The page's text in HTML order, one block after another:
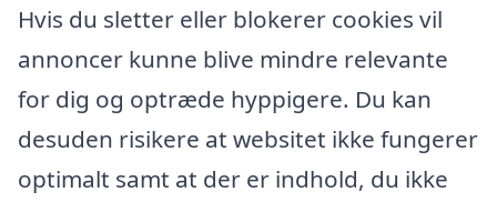
Hvis du sletter eller blokerer cookies vil
annoncer kunne blive mindre relevante
for dig og optræde hyppigere. Du kan
desuden risikere at websitet ikke fungerer
optimalt samt at der er indhold, du ikke